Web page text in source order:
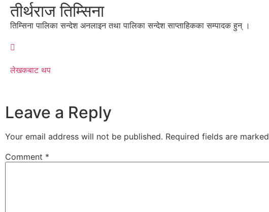
तीर्थराज तिम्सिना
तिम्सिना पालिका सन्देश अनलाइन तथा पालिका सन्देश साप्ताहिकका सम्पादक हुन् ।
लेखकबाट थप
Leave a Reply
Your email address will not be published. Required fields are marked
Comment *